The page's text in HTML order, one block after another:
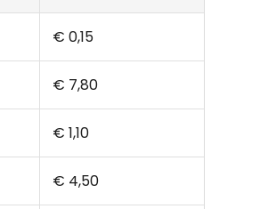
€ 0,15
€ 7,80
€ 1,10
€ 4,50